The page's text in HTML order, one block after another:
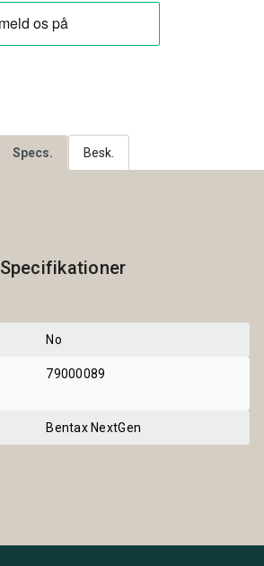
Specs. Besk.
Specifikationer
No
79000089
Bentax NextGen